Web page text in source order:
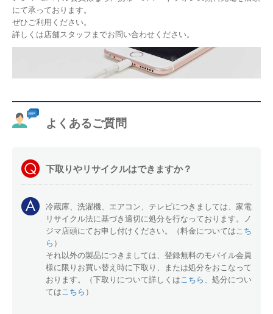
にて承っております。
ぜひご利用ください。
詳しくは店舗スタッフまでお問い合わせください。
よくあるご質問
下取りやリサイクルはできますか？
冷蔵庫、洗濯機、エアコン、テレビにつきましては、家電
リサイクル法に基づき適切に処分を行なっております。ノ
ジマ店頭にてお申し付けください。（料金については こち
ら ）
それ以外の製品につきましては、登録無料のモバイル会員
様に限りお買い替え時に下取り、または処分をおこなって
おります。（下取りについて詳しくは こちら
、処分につい
ては こちら ）